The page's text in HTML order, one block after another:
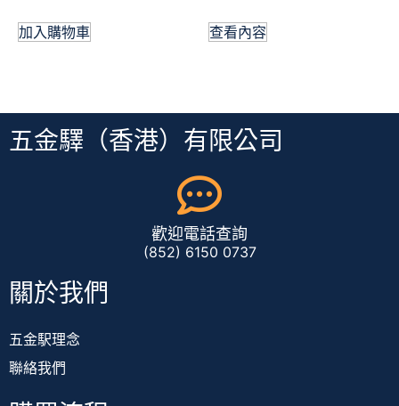
加入購物車 查看內容
五金驛（香港）有限公司
歡迎電話查詢
(852) 6150 0737
關於我們
五金駅理念
聯絡我們